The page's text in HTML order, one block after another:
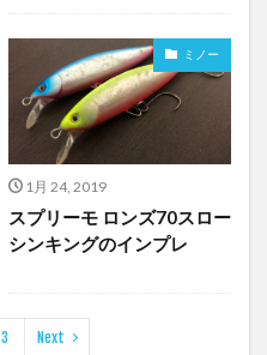
ミノー
1月 24, 2019
スプリーモ ロンズ70スロー
シンキングのインプレ
3 Next